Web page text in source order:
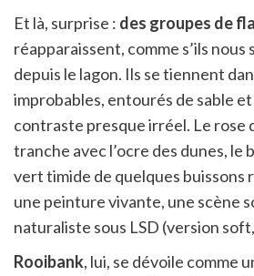
Et là, surprise : des groupes de
réapparaissent, comme s’ils
depuis le lagon. Ils se tiennent
improbables, entourés de sable
contraste presque irréel. Le rose
tranche avec l’ocre des dunes, le
vert timide de quelques buissons
une peinture vivante, une scène
naturaliste sous LSD (version
Rooibank, lui, se dévoile comme